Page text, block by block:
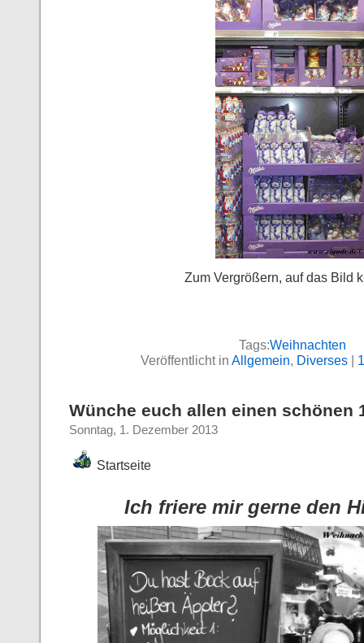
Zum Vergrößern, auf das Bild
Tags:Weihnachten
Veröffentlicht in Allgemein, Diverses|
Wünche euch allen einen schönen
Sonntag, 1. Dezember 2013
Startseite
Ich friere mir gerne den